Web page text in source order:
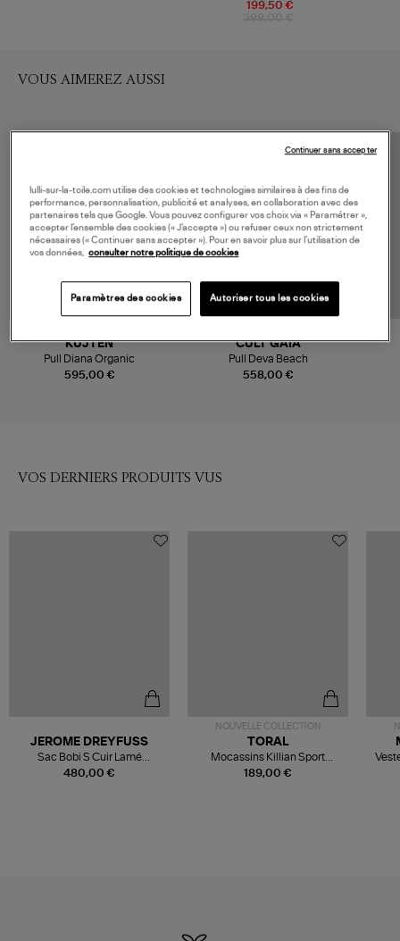
199,50 €
VOUS AIMEREZ AUSSI
595,00 €
KUJTEN
Pull Diana Organic
558,00 €
CULT GAIA
Pull Deva Beach
VOS DERNIERS PRODUITS VUS
480,00 €
JEROME DREYFUSS
Sac Bobi S Cuir Lamé
Champagne
NOUVELLE COLLECTION
189,00 €
TORAL
Mocassins Killian Sport
Mousse
lulli-sur-la-toile.com utilise des cookies et technologies similaires à des fins de
performance, personnalisation, publicité et analyses, en collaboration avec des
partenaires tels que Google. Vous pouvez configurer vos choix via « Paramétrer »,
accepter l’ensemble des cookies (« J’accepte ») ou refuser ceux non strictement
nécessaires (« Continuer sans accepter »). Pour en savoir plus sur l’utilisation de
vos données, consulter notre politique de cookies
Paramètres des cookies Autoriser tous les cookies
Continuer sans accepter